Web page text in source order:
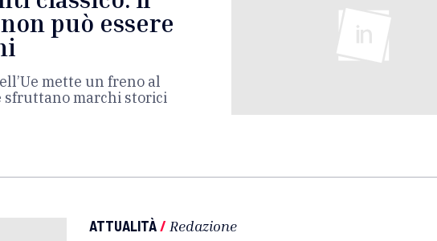
può essere
mette un freno al
sfruttano marchi storici
ATTUALITÀ/ Redazione